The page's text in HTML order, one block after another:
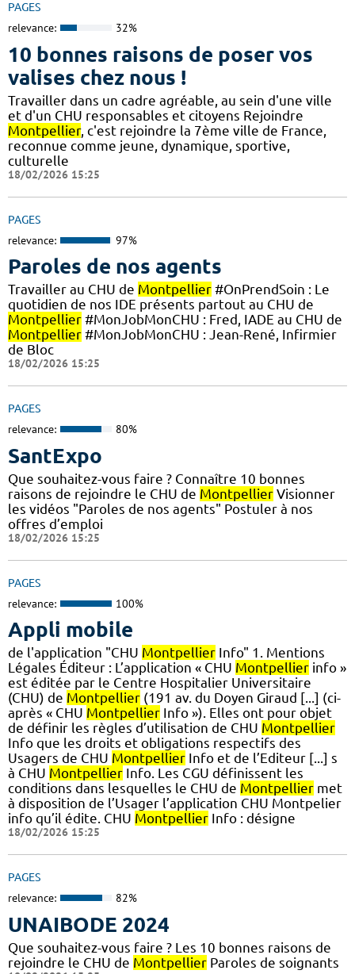
PAGES
relevance: 32%
10 bonnes raisons de poser vos
valises chez nous !
Travailler dans un cadre agréable, au sein d'une ville
et d'un CHU responsables et citoyens Rejoindre
Montpellier, c'est rejoindre la 7ème ville de France,
reconnue comme jeune, dynamique, sportive,
culturelle
18/02/2026 15:25
PAGES
relevance: 97%
Paroles de nos agents
Travailler au CHU de Montpellier #OnPrendSoin : Le
quotidien de nos IDE présents partout au CHU de
Montpellier #MonJobMonCHU : Fred, IADE au CHU de
Montpellier #MonJobMonCHU : Jean-René, Infirmier
de Bloc
18/02/2026 15:25
PAGES
relevance: 80%
SantExpo
Que souhaitez-vous faire ? Connaître 10 bonnes
raisons de rejoindre le CHU de Montpellier Visionner
les vidéos "Paroles de nos agents" Postuler à nos
offres d’emploi
18/02/2026 15:25
PAGES
relevance: 100%
Appli mobile
de l'application "CHU Montpellier Info" 1. Mentions
Légales Éditeur : L’application « CHU Montpellier info »
est éditée par le Centre Hospitalier Universitaire
(CHU) de Montpellier (191 av. du Doyen Giraud [...] (ci-
après « CHU Montpellier Info »). Elles ont pour objet
de définir les règles d’utilisation de CHU Montpellier
Info que les droits et obligations respectifs des
Usagers de CHU Montpellier Info et de l’Editeur [...] s
à CHU Montpellier Info. Les CGU définissent les
conditions dans lesquelles le CHU de Montpellier met
à disposition de l’Usager l’application CHU Montpelier
info qu’il édite. CHU Montpellier Info : désigne
18/02/2026 15:25
PAGES
relevance: 82%
UNAIBODE 2024
Que souhaitez-vous faire ? Les 10 bonnes raisons de
rejoindre le CHU de Montpellier Paroles de soignants